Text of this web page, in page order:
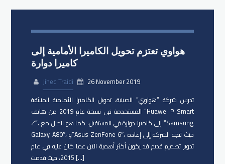
هواوي تعتزم تحويل الكاميرا الأمامية إلى
كاميرا دوارة
Jihed Traidi
26 November 2019
تدرس شركة “​هواوي​” الصينية، تحويل الكاميرا الأمامية المنبثقة
المستخدمة في نسخة عام 2019 من هاتف “Huawei P Smart
Z”، إلى كاميرا دوارة في المستقبل، كما هو الحال مع “​Samsung​
Galaxy A80″، و”Asus ZenFone 6″، حيث تتجه الشركة إلى إعادة
تدوير تصميم قديم قد يكون أكثر أهمية الآن عما كان عليه في عام
2015، حيث قدمت […]